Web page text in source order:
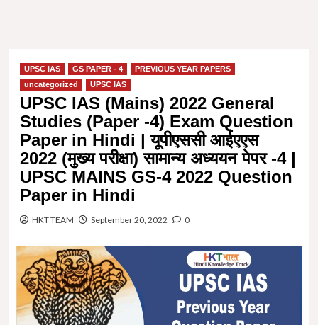
UPSC IAS GS PAPER - 4
PREVIOUS YEAR PAPERS
uncategorized
UPSC IAS
UPSC IAS (Mains) 2022 General
Studies (Paper -4) Exam Question
Paper in Hindi | यूपीएससी आईएएस
2022 (मुख्य परीक्षा) सामान्य अध्ययन पेपर -4 |
UPSC MAINS GS-4 2022 Question
Paper in Hindi
HKT TEAM September 20, 2022 0